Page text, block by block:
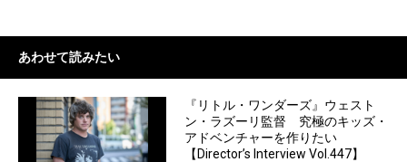
あわせて読みたい
『リトル・ワンダーズ』ウェスト
ン・ラズーリ監督 究極のキッズ・
アドベンチャーを作りたい
【Director’s Interview Vol.447】